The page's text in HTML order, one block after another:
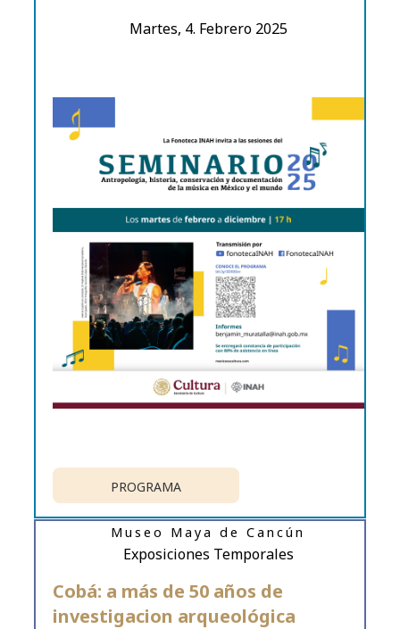
PROGRAMA
Martes, 4. Febrero 2025
Cobá: a más de 50 años de
investigacion arqueológica
Exposiciones Temporales
Museo Maya de Cancún